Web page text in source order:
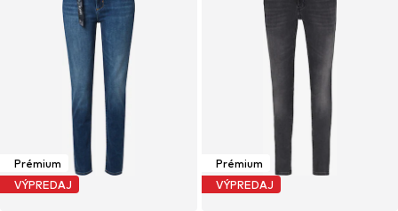
Prémium
VÝPREDAJ
Prémium
VÝPREDAJ